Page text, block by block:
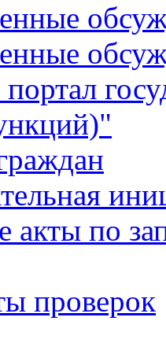
акты по
проверок